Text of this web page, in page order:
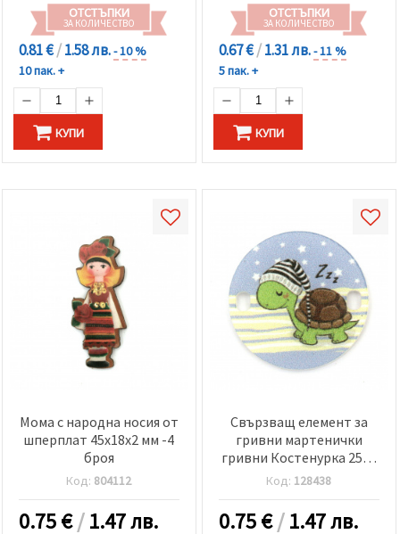
ОТСТЪПКИ
ЗА КОЛИЧЕСТВО
0.81 €/1.58 лв.- 10 %
10 пак. +
КУПИ
ОТСТЪПКИ
ЗА КОЛИЧЕСТВО
0.67 €/1.31 лв.- 11 %
5 пак. +
КУПИ
Мома с народна носия от
шперплат 45x18x2 мм -4
броя
Код: 804112
0.75€/1.47 лв.
Свързващ елемент за
гривни мартенички
гривни Костенурка 25x2
мм дупка 2x3 мм -5 броя
Код: 128438
0.75€/1.47 лв.